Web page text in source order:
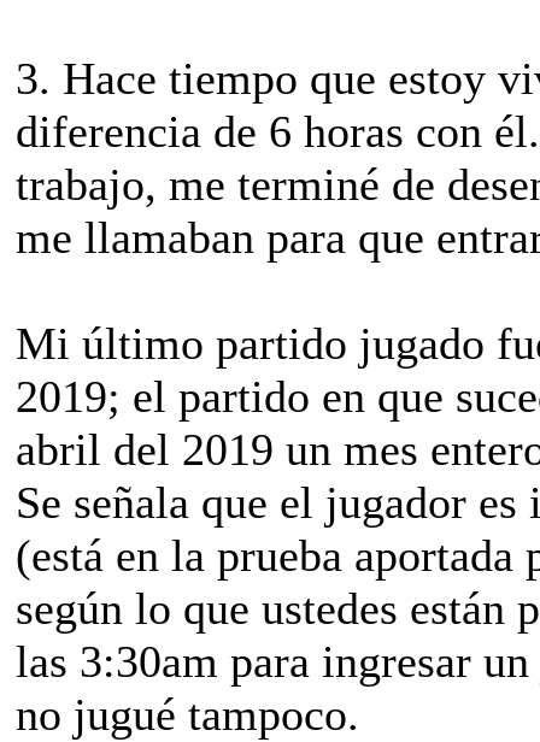
3. Hace tiempo que estoy
diferencia de 6 horas con
trabajo, me terminé de
me llamaban para que
Mi último partido jugado
2019; el partido en que
abril del 2019 un mes
Se señala que el jugador
(está en la prueba
según lo que ustedes están
las 3:30am para ingresar
no jugué tampoco.